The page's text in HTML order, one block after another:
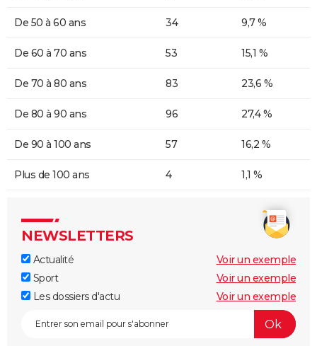
De 50 à 60 ans 34 9,7 %
De 60 à 70 ans 53 15,1 %
De 70 à 80 ans 83 23,6 %
De 80 à 90 ans 96 27,4 %
De 90 à 100 ans 57 16,2 %
Plus de 100 ans 4 1,1 %
NEWSLETTERS
Actualité
Voir un exemple
Sport
Voir un exemple
Les dossiers d'actu
Voir un exemple